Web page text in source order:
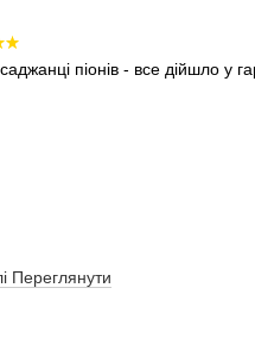
піонів - все дійшло
Переглянути